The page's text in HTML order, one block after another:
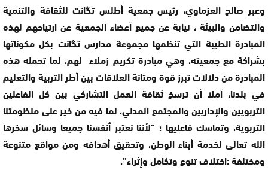
وعبر صالح العزماوي، رئيس جمعية أطلس تگانت للثقافة والتنمية
والتضامن والبيئة ، نيابة عن جميع أعضاء الجمعية عن ارتياحهم لهذه
المبادرة الطيبة التي تنظمها مجموعة مدارس تگانت بكل مكوناتها
بشراكة مع جمعيته، وهي مبادرة تكريم زملاء لهم، لما تحمله هذه
المبادرة من دلالات تبرز قوة ومتانة العلاقات بين أطر التربية والتعليم
في بلدنا، آملا أن ترسخ ثقافة العمل التشاركي بين كل الفاعلين
التربويين والإداريين والمجتمع المدني، لما فيه من خير على منظومتنا
التربوية، وتماسك فاعليها ؛ “لأننا نعتبر أنفسنا جميعا وسائل سخرها
الله تعالى لخدمة أبناء الوطن، وتحقيق أهدافه ومن مواقع متنوعة
ومختلفة :اختلاف تنوع وتكامل وإثراء”.